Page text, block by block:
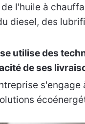
de l'huile à
diesel, des
utilise des
de ses
s'engage